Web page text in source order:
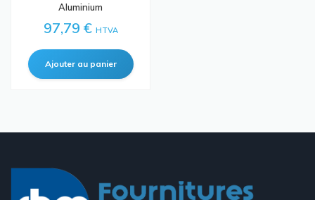
Aluminium
97,79 € HTVA